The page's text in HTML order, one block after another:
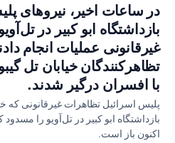
در ساعات اخیر، نیروهای
بازداشتگاه ابو کبیر در
غیرقانونی عملیات انجام
تظاهرکنندگان خیابان تل
با افسران درگیر شدند.
پلیس اسرائیل تظاهرات غیرقانونی که
بازداشتگاه ابو کبیر در تل‌آویو را
اکنون باز است.